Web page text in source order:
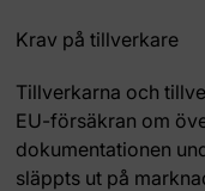
Krav på tillverkare
Tillverkarna och
EU-försäkran om
dokumentationen
släppts ut på